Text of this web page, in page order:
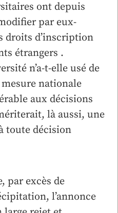
ont depuis
par eux-
droits d’inscription
étrangers .
n’a-t-elle usé de
nationale
aux décisions
là aussi, une
toute décision
par excès de
l’annonce